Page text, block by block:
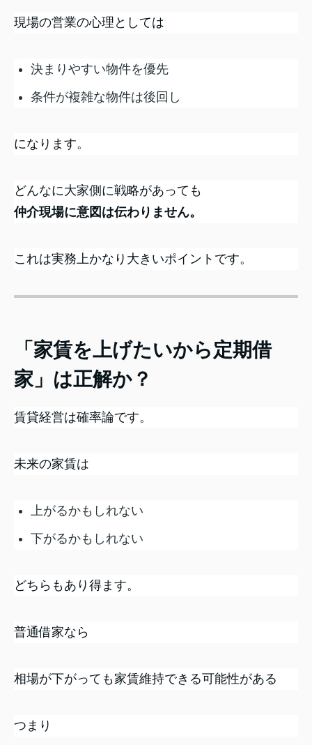
現場の営業の心理としては
決まりやすい物件を優先
条件が複雑な物件は後回し
になります。
どんなに大家側に戦略があっても
仲介現場に意図は伝わりません。
これは実務上かなり大きいポイントです。
「家賃を上げたいから定期借
家」は正解か？
賃貸経営は確率論です。
未来の家賃は
上がるかもしれない
下がるかもしれない
どちらもあり得ます。
普通借家なら
相場が下がっても家賃維持できる可能性がある
つまり